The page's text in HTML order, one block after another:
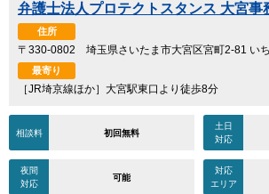
弁護士法人プロテクトスタンス 大宮事
住所
〒330-0802 埼玉県さいたま市大宮区宮町2-81 い
最寄り
［JR埼京線ほか］大宮駅東口より徒歩8分
相談料 初回無料
土日
対応
夜間
対応
可能
対応
エリア